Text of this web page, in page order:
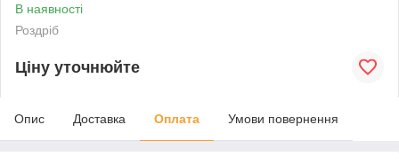
В наявності
Роздріб
Ціну уточнюйте
Опис Доставка Оплата Умови повернення